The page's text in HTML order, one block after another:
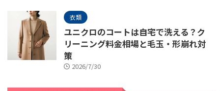
衣類
ユニクロのコートは自宅で洗える？ク
リーニング料金相場と毛玉・形崩れ対
策
2026/7/30